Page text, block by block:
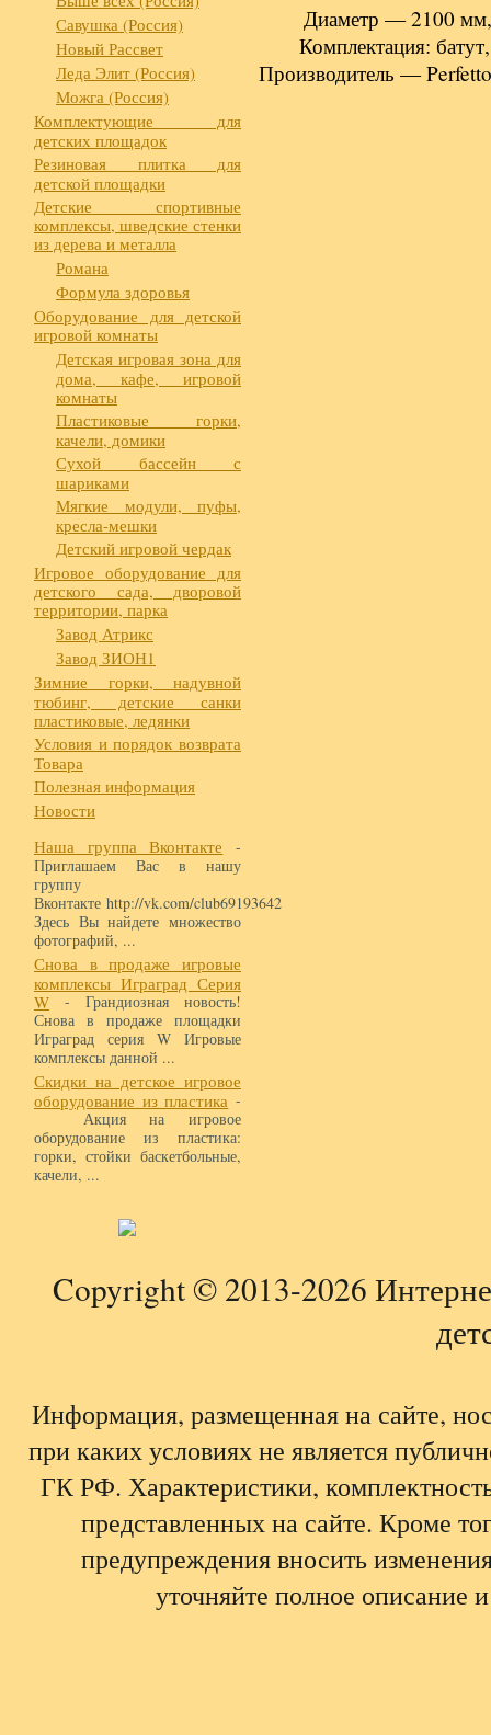
Савушка (Россия)
Новый Рассвет
Леда Элит (Россия)
Можга (Россия)
Комплектующие для
детских площадок
Резиновая плитка для
детской площадки
Детские спортивные
комплексы, шведские стенки
из дерева и металла
Романа
Формула здоровья
Оборудование для детской
игровой комнаты
Детская игровая зона для
дома, кафе, игровой
комнаты
Пластиковые горки,
качели, домики
Сухой бассейн с
шариками
Мягкие модули, пуфы,
кресла-мешки
Детский игровой чердак
Игровое оборудование для
детского сада, дворовой
территории, парка
Завод Атрикс
Завод ЗИОН1
Зимние горки, надувной
тюбинг, детские санки
пластиковые, ледянки
Условия и порядок возврата
Товара
Полезная информация
Новости
Наша группа Вконтакте -
Приглашаем Вас в нашу
группу
Вконтакте http://vk.com/club69193642
Здесь Вы найдете множество
фотографий, ...
Снова в продаже игровые
комплексы Играград Серия
W - Грандиозная новость!
Снова в продаже площадки
Играград серия W Игровые
комплексы данной ...
Скидки на детское игровое
оборудование из пластика -
Акция на игровое
оборудование из пластика:
горки, стойки баскетбольные,
качели, ...
Диаметр — 2100 мм,
Комплектация:
Производитель —
Copyright © 2013-2026
Информация, размещенная на сайте,
при каких условиях не является
ГК РФ. Характеристики,
представленных на сайте. Кроме
предупреждения вносить
уточняйте полное описание